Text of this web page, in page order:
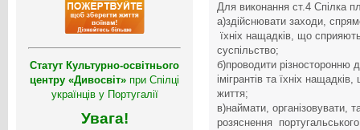
Статут Культурно-освітнього
центру «Дивосвіт» при Спілці
українців у Португалії
Увага!
Для виконання ст.4 Спілка
а)здійснювати заходи,
їхніх нащадків, що сприяють
суспільство;
б)проводити різносторонню
імігрантів та їхніх
життя;
в)наймати, організовувати,
розяснення